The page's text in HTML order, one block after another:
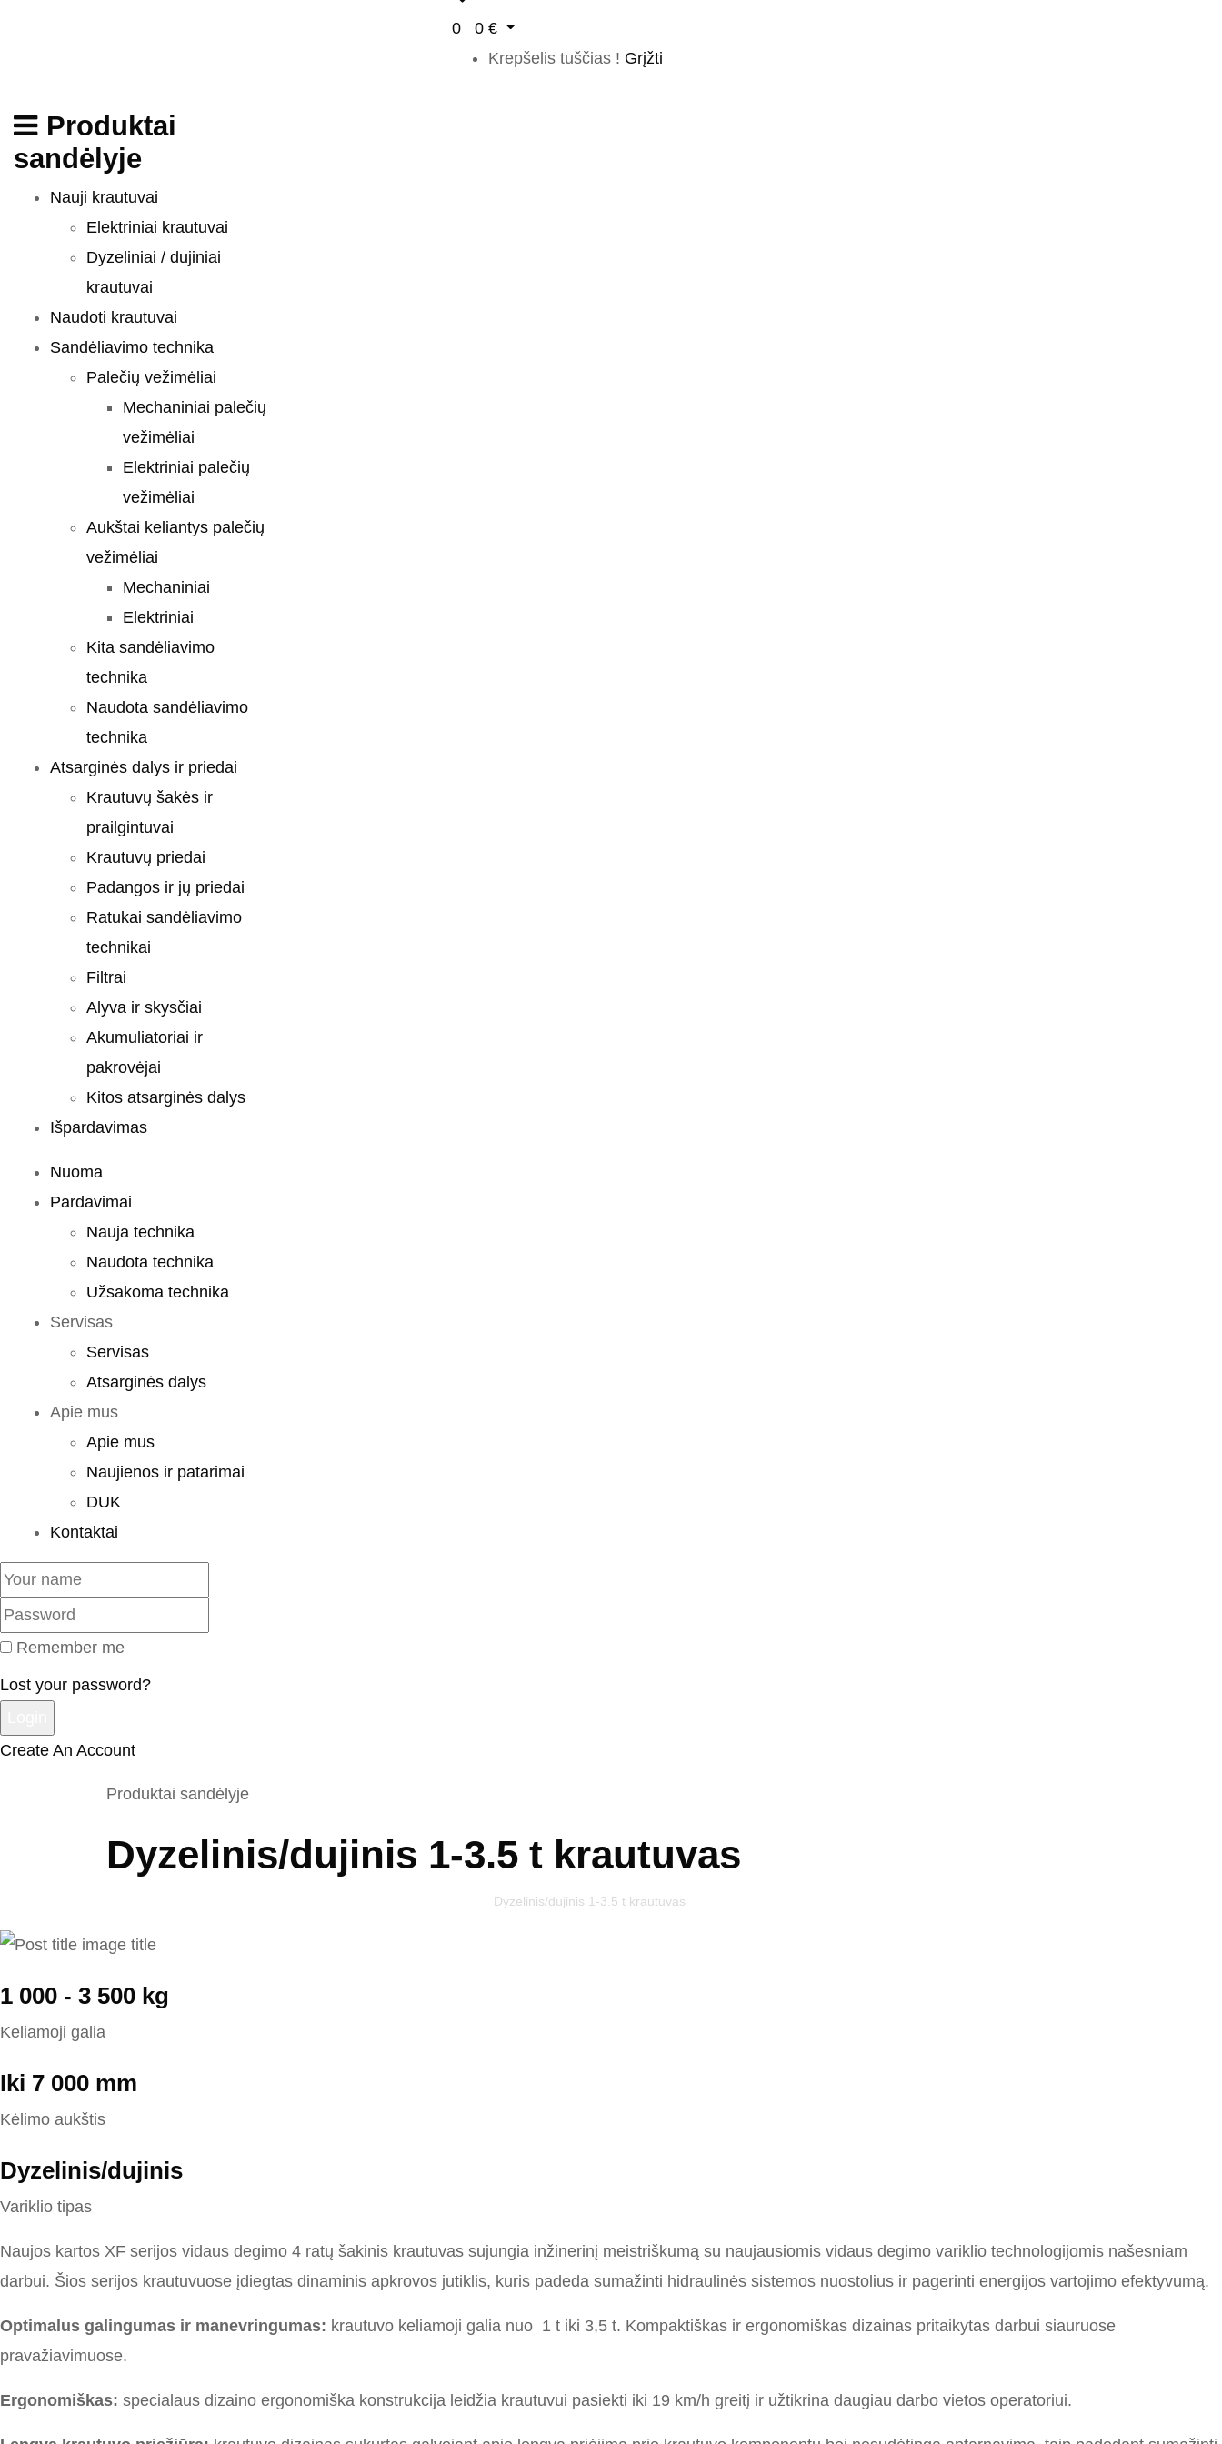
0 0 €
Krepšelis tuščias ! Grįžti
Produktai
sandėlyje
Nauji krautuvai
Elektriniai krautuvai
Dyzeliniai / dujiniai
krautuvai
Naudoti krautuvai
Sandėliavimo technika
Palečių vežimėliai
Mechaniniai palečių
vežimėliai
Elektriniai palečių
vežimėliai
Aukštai keliantys palečių
vežimėliai
Mechaniniai
Elektriniai
Kita sandėliavimo
technika
Naudota sandėliavimo
technika
Atsarginės dalys ir priedai
Krautuvų šakės ir
prailgintuvai
Krautuvų priedai
Padangos ir jų priedai
Ratukai sandėliavimo
technikai
Filtrai
Alyva ir skysčiai
Akumuliatoriai ir
pakrovėjai
Kitos atsarginės dalys
Išpardavimas
Nuoma
Pardavimai
Nauja technika
Naudota technika
Užsakoma technika
Servisas
Servisas
Atsarginės dalys
Apie mus
Apie mus
Naujienos ir patarimai
DUK
Kontaktai
Remember me
Lost your password?
Create An Account
Produktai sandėlyje
Dyzelinis/dujinis 1-3.5 t krautuvas
Dyzelinis/dujinis 1-3.5 t krautuvas
1 000 - 3 500 kg
Keliamoji galia
Iki 7 000 mm
Kėlimo aukštis
Dyzelinis/dujinis
Variklio tipas
Naujos kartos XF serijos vidaus degimo 4 ratų šakinis krautuvas sujungia inžinerinį meistriškumą su naujausiomis vidaus degimo variklio technologijomis našesniam
darbui. Šios serijos krautuvuose įdiegtas dinaminis apkrovos jutiklis, kuris padeda sumažinti hidraulinės sistemos nuostolius ir pagerinti energijos vartojimo efektyvumą.
Optimalus galingumas ir manevringumas: krautuvo keliamoji galia nuo 1 t iki 3,5 t. Kompaktiškas ir ergonomiškas dizainas pritaikytas darbui siauruose
pravažiavimuose.
Ergonomiškas: specialaus dizaino ergonomiška konstrukcija leidžia krautuvui pasiekti iki 19 km/h greitį ir užtikrina daugiau darbo vietos operatoriui.